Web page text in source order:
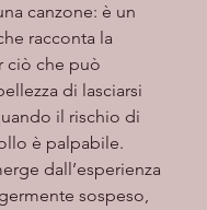
canzone: è un
racconta la
ciò che può
di lasciarsi
il rischio di
è palpabile.
dall’esperienza
sospeso,